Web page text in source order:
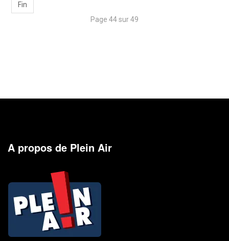
Fin
Page 44 sur 49
A propos de Plein Air